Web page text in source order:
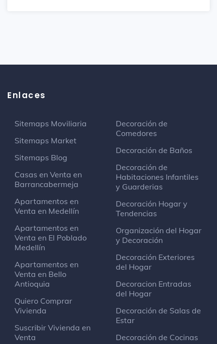
Enlaces
Sitemaps Moviliaria
Sitemaps Market
Sitemaps Blog
Casas en Venta en
Barrancabermeja
Apartamentos en
Venta en Medellín
Apartamentos en
Venta en El Poblado
Medellín
Apartamentos en
Venta en Bello
Antioquia
Quiero Comprar
Vivienda
Suscribir Vivienda en
Venta
Decoración de
Comedores
Decoración de Baños
Decoración de
Habitaciones Infantiles
y Guarderias
Decoración Hogar y
Tendencias
Organización del Hogar
y Decoración
Decoración Exteriores
del Hogar
Decoracion Entradas
del Hogar
Decoración de Salas de
Estar
Decoración de Cocinas